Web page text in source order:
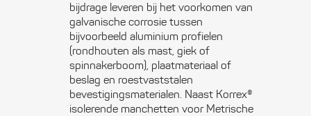
bijdrage leveren bij het voorkomen van
galvanische corrosie tussen
bijvoorbeeld aluminium profielen
(rondhouten als mast, giek of
spinnakerboom), plaatmateriaal of
beslag en roestvaststalen
bevestigingsmaterialen. Naast Korrex®
isolerende manchetten voor Metrische